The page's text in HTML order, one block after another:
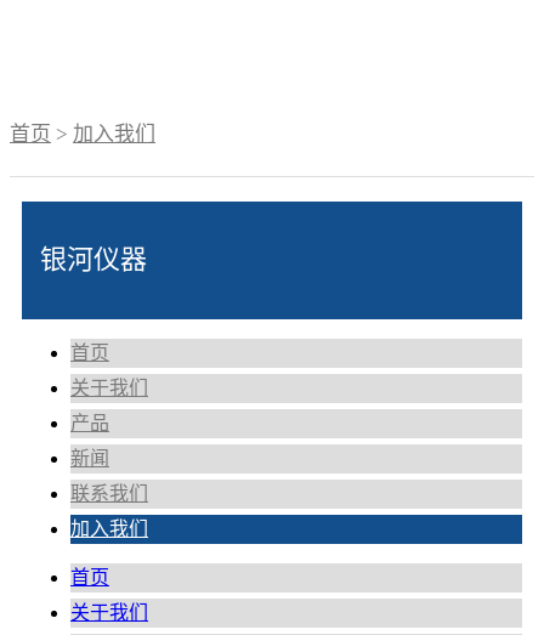
首页 > 加入我们
银河仪器
首页
关于我们
产品
新闻
联系我们
加入我们
首页
关于我们